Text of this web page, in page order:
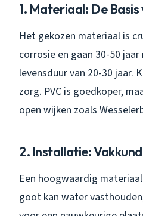
1. Materiaal: De
Het gekozen materiaal is
corrosie en gaan 30-50
levensduur van 20-30 jaar.
zorg. PVC is goedkoper,
open wijken zoals
2. Installatie:
Een hoogwaardig
goot kan water